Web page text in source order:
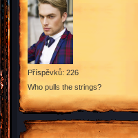
Příspěvků: 226
Who pulls the strings?